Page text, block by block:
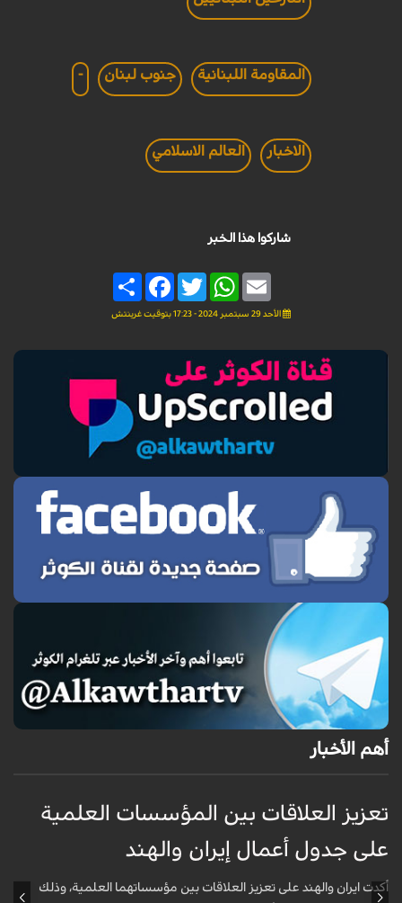
المقاومة اللبنانية جنوب لبنان -
الاخبار العالم الاسلامي
شاركوا هذا الخبر
Share
FacebookTwitter
WhatsAppEmail
الأحد 29 سبتمبر 2024 - 17:23 بتوقيت غرينتش
أهم الأخبار
تعزيز العلاقات بين المؤسسات العلمية
على جدول أعمال إيران والهند
أكدت ايران والهند على تعزيز العلاقات بين مؤسساتهما العلمية، وذلك